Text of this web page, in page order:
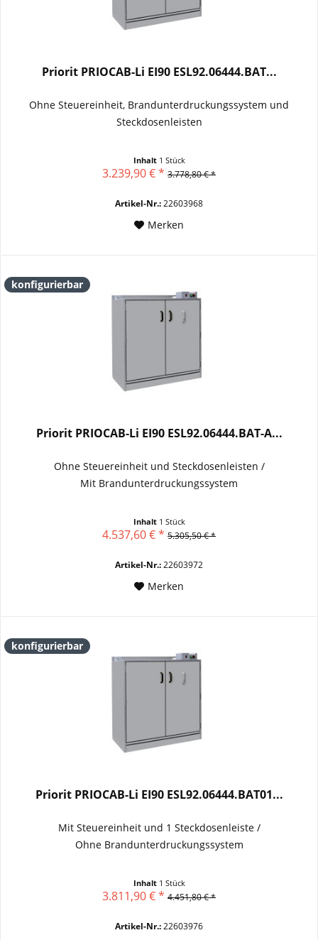
Priorit PRIOCAB-Li EI90 ESL92.06444.BAT...
Ohne Steuereinheit, Brandunterdruckungssystem und
Steckdosenleisten
Inhalt 1 Stück
3.239,90 € * 3.778,80 € *
Artikel-Nr.:22603968
Merken
konfigurierbar
Priorit PRIOCAB-Li EI90 ESL92.06444.BAT-A...
Ohne Steuereinheit und Steckdosenleisten /
Mit Brandunterdruckungssystem
Inhalt 1 Stück
4.537,60 € * 5.305,50 € *
Artikel-Nr.:22603972
Merken
konfigurierbar
Priorit PRIOCAB-Li EI90 ESL92.06444.BAT01...
Mit Steuereinheit und 1 Steckdosenleiste /
Ohne Brandunterdruckungssystem
Inhalt 1 Stück
3.811,90 € * 4.451,80 € *
Artikel-Nr.:22603976